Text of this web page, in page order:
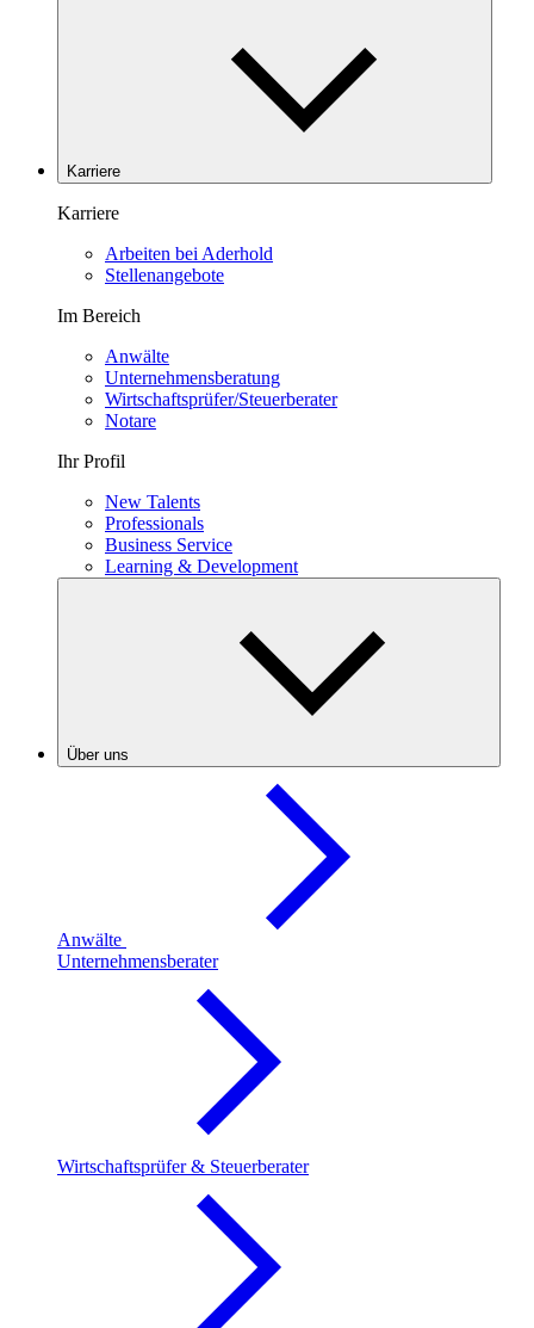
Karriere
Karriere
Arbeiten bei Aderhold
Stellenangebote
Im Bereich
Anwälte
Unternehmensberatung
Wirtschaftsprüfer/Steuerberater
Notare
Ihr Profil
New Talents
Professionals
Business Service
Learning & Development
Über uns
Anwälte
Unternehmensberater
Wirtschaftsprüfer & Steuerberater